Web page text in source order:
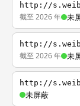
http://
截至 2026 年 未
http://
截至 2026 年 未
http://
未屏蔽